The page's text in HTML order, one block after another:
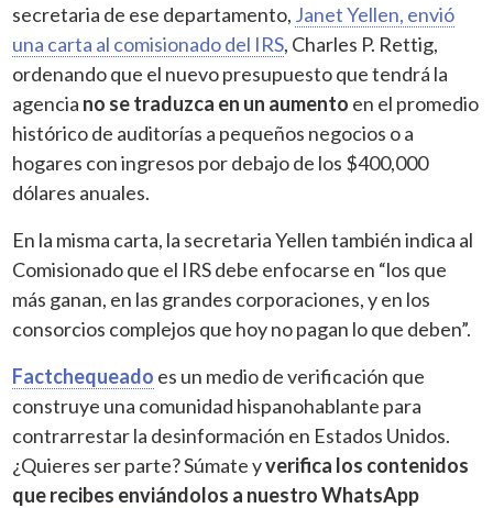
secretaria de ese departamento, Janet Yellen, envió
una carta al comisionado del IRS, Charles P. Rettig,
ordenando que el nuevo presupuesto que tendrá la
agencia no se traduzca en un aumento en el promedio
histórico de auditorías a pequeños negocios o a
hogares con ingresos por debajo de los $400,000
dólares anuales.
En la misma carta, la secretaria Yellen también indica al
Comisionado que el IRS debe enfocarse en “los que
más ganan, en las grandes corporaciones, y en los
consorcios complejos que hoy no pagan lo que deben”.
Factchequeado es un medio de verificación que
construye una comunidad hispanohablante para
contrarrestar la desinformación en Estados Unidos.
¿Quieres ser parte? Súmate yverifica los contenidos
que recibes enviándolos a nuestro WhatsApp